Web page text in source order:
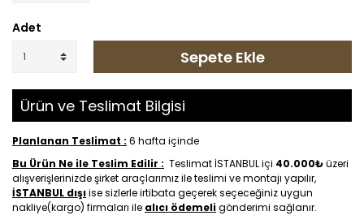
Adet
Sepete Ekle
Ürün ve Teslimat Bilgisi
Planlanan Teslimat : 6 hafta içinde
Bu Ürün Ne ile Teslim Edilir : Teslimat İSTANBUL içi 40.000₺üzeri
alışverişlerinizde şirket araçlarımız ile teslimi ve montajı yapılır,
İSTANBUL dışıise sizlerle irtibata geçerek seçeceğiniz uygun
nakliye(kargo) firmaları ile alıcı ödemeligönderimi sağlanır.